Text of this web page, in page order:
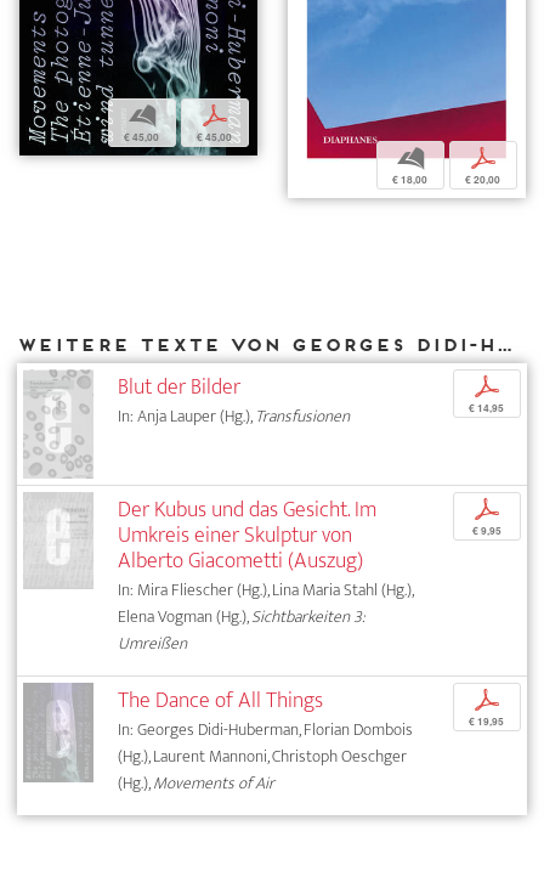
b
€ 45,00
p
€ 45,00
b
€ 18,00
p
€ 20,00
Weitere Texte von Georges Didi-Huberman bei DIAPHANES
Blut der Bilder
In: Anja Lauper (Hg.),Transfusionen
p
€ 14,95
Der Kubus und das Gesicht. Im
Umkreis einer Skulptur von
Alberto Giacometti (Auszug)
In: Mira Fliescher (Hg.), Lina Maria Stahl (Hg.),
Elena Vogman (Hg.),Sichtbarkeiten 3:
Umreißen
p
€ 9,95
The Dance of All Things
In: Georges Didi-Huberman, Florian Dombois
(Hg.), Laurent Mannoni, Christoph Oeschger
(Hg.),Movements of Air
p
€ 19,95